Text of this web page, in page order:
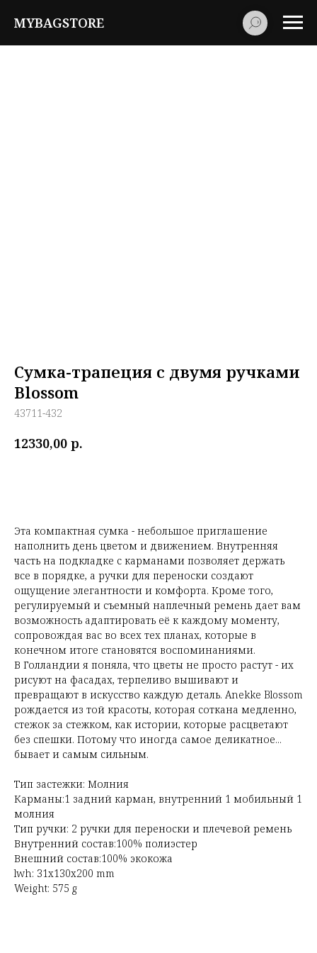
MYBAGSTORE
Сумка-трапеция с двумя ручками
Blossom
43711-432
12330,00 р.
Эта компактная сумка - небольшое приглашение
наполнить день цветом и движением. Внутренняя
часть на подкладке с карманами позволяет держать
все в порядке, а ручки для переноски создают
ощущение элегантности и комфорта. Кроме того,
регулируемый и съемный наплечный ремень дает вам
возможность адаптировать её к каждому моменту,
сопровождая вас во всех тех планах, которые в
конечном итоге становятся воспоминаниями.
В Голландии я поняла, что цветы не просто растут - их
рисуют на фасадах, терпеливо вышивают и
превращают в искусство каждую деталь. Anekke Blossom
рождается из той красоты, которая соткана медленно,
стежок за стежком, как истории, которые расцветают
без спешки. Потому что иногда самое деликатное...
бывает и самым сильным.
Тип застежки: Молния
Карманы:1 задний карман, внутренний 1 мобильный 1
молния
Тип ручки: 2 ручки для переноски и плечевой ремень
Внутренний состав:100% полиэстер
Внешний состав:100% экокожа
lwh: 31x130x200 mm
Weight: 575 g